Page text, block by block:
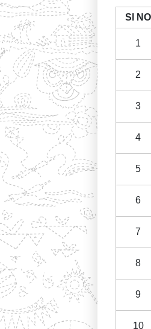
Sl NO
1
2
3
4
5
6
7
8
9
10